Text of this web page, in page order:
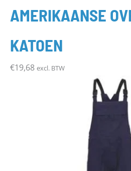
AMERIKAANSE
KATOEN
€19,68 excl. BTW